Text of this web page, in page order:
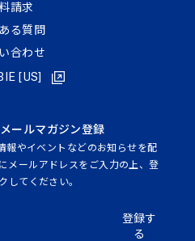
ールマガジン登録
報やイベントなどのお知らせを配
メールアドレスをご入力の上、登
してください。
請求
る質問
合わせ
[US]